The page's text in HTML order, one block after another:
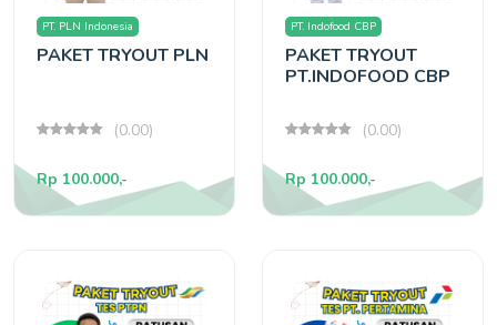
PT. PLN Indonesia
PAKET TRYOUT PLN
(0.00)
Rp 100.000,-
PT. Indofood CBP
PAKET TRYOUT
PT.INDOFOOD CBP
(0.00)
Rp 100.000,-